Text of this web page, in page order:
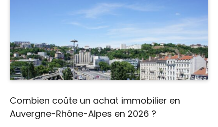
Combien coûte un achat immobilier en
Auvergne-Rhône-Alpes en 2026 ?